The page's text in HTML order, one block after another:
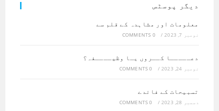
دیگر پوسٹس
معلومات اور مشاہدہ کے قلم سے
نومبر 7, 2023 /
0 COMMENTS
دعـــــا کــروں یـا وظیــــفہ؟
نومبر 24, 2023 /
0 COMMENTS
تسبیحات کے فائدے
دسمبر 28, 2023 /
0 COMMENTS